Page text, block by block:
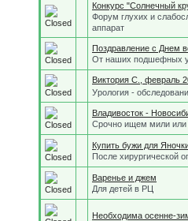
Конкурс "Солнечный
Форум глухих и
аппарат
Поздравление с Днем
От наших подшефных
Виктория С., февраль
Урология -
Владивосток -
Срочно ищем мили или
Купить бужи для
После хирургической
Варенье и джем
Для детей в РЦ
Необходима осенне-